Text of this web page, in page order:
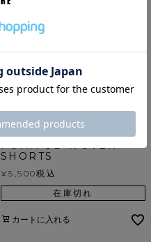
PUMA OB WOVEN
SHORTS
¥5,500税込
在庫切れ
カートに入れる